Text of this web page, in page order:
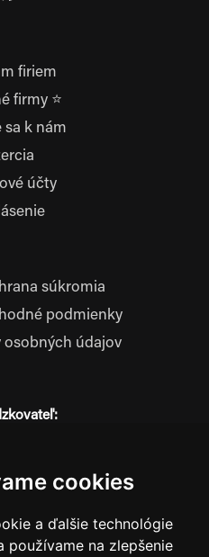
cookies
a ďalšie technológie
používame na zlepšenie
firiem
firmy ⭐
sa k nám
účty
súkromia
podmienky
osobných údajov
Bytča